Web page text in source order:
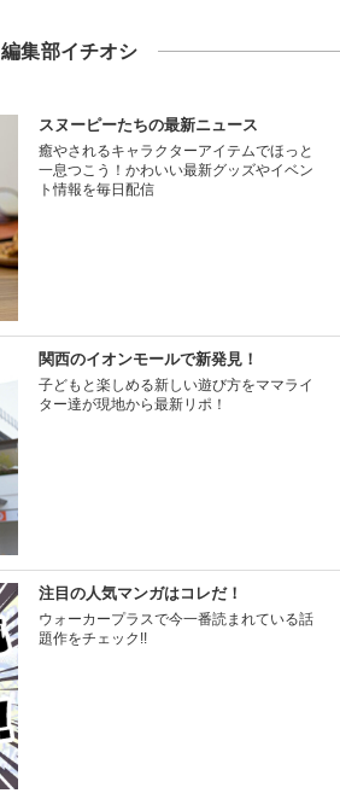
編集部イチオシ
スヌーピーたちの最新ニュース
癒やされるキャラクターアイテムでほっと
一息つこう！かわいい最新グッズやイベン
ト情報を毎日配信
関西のイオンモールで新発見！
子どもと楽しめる新しい遊び方をママライ
ター達が現地から最新リポ！
注目の人気マンガはコレだ！
ウォーカープラスで今一番読まれている話
題作をチェック!!